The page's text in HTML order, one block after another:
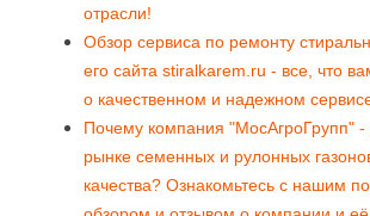
отрасли!
Обзор сервиса по ремонту
его сайта stiralkarem.ru - все, что
о качественном и надежном
Почему компания "МосАгроГрупп" -
рынке семенных и рулонных
качества? Ознакомьтесь с нашим